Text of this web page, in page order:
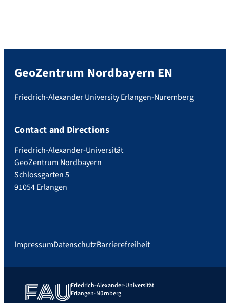
GeoZentrum Nordbayern EN
Friedrich-Alexander University Erlangen-Nuremberg
Contact and Directions
Friedrich-Alexander-Universität
GeoZentrum Nordbayern
Schlossgarten 5
91054 Erlangen
ImpressumDatenschutzBarrierefreiheit
Friedrich-Alexander-Universität
Erlangen-Nürnberg